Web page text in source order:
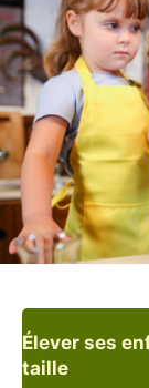
Élever ses
taille